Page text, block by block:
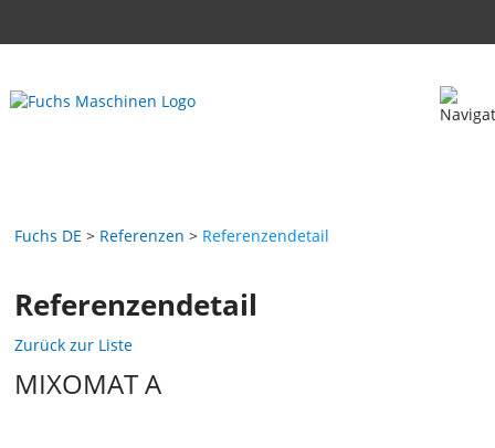
Fuchs DE Referenzen Referenzendetail
Referenzendetail
Zurück zur Liste
MIXOMAT A